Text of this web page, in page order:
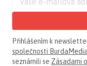
Přihlášením k
společnosti BurdaMedia
seznámili se Zásadami